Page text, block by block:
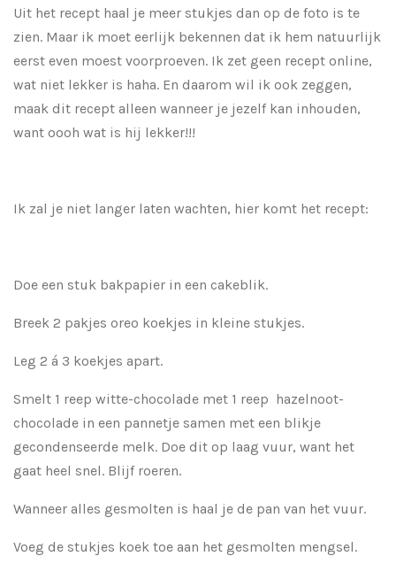
Uit het recept haal je meer stukjes dan op de foto is te
zien. Maar ik moet eerlijk bekennen dat ik hem natuurlijk
eerst even moest voorproeven. Ik zet geen recept online,
wat niet lekker is haha. En daarom wil ik ook zeggen,
maak dit recept alleen wanneer je jezelf kan inhouden,
want oooh wat is hij lekker!!!
Ik zal je niet langer laten wachten, hier komt het recept:
Doe een stuk bakpapier in een cakeblik.
Breek 2 pakjes oreo koekjes in kleine stukjes.
Leg 2 á 3 koekjes apart.
Smelt 1 reep witte-chocolade met 1 reep hazelnoot-
chocolade in een pannetje samen met een blikje
gecondenseerde melk. Doe dit op laag vuur, want het
gaat heel snel. Blijf roeren.
Wanneer alles gesmolten is haal je de pan van het vuur.
Voeg de stukjes koek toe aan het gesmolten mengsel.